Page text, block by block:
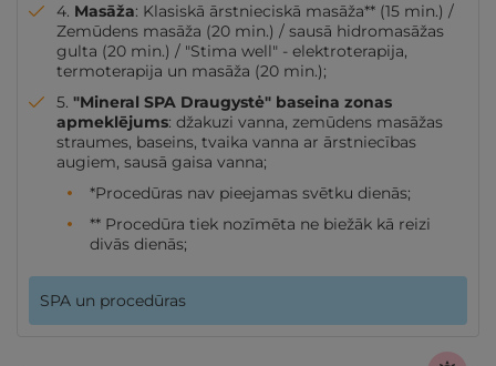
4. Masāža: Klasiskā ārstnieciskā masāža** (15 min.) /
Zemūdens masāža (20 min.) / sausā hidromasāžas
gulta (20 min.) / "Stima well" - elektroterapija,
termoterapija un masāža (20 min.);
5. "Mineral SPA Draugystė" baseina zonas
apmeklējums: džakuzi vanna, zemūdens masāžas
straumes, baseins, tvaika vanna ar ārstniecības
augiem, sausā gaisa vanna;
*Procedūras nav pieejamas svētku dienās;
** Procedūra tiek nozīmēta ne biežāk kā reizi
divās dienās;
SPA un procedūras